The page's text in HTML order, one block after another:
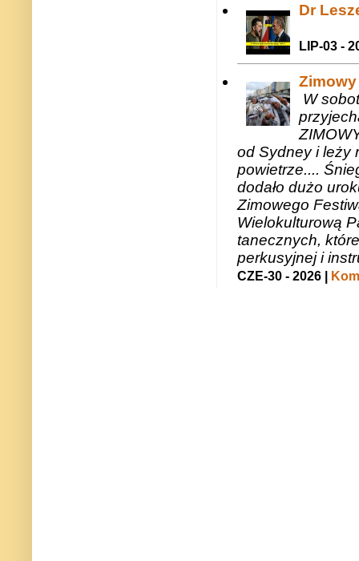
Dr
LIP-03 -
W
od Sydney i leży
powietrze....
dodało dużo
Zimowego
Wielokulturową
tanecznych,
perkusyjnej i
CZE-30 - 2026 |